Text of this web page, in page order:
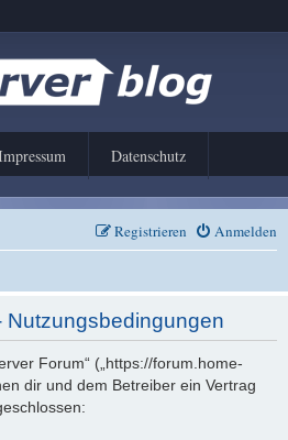
Datenschutz
Anmelden
Registrieren
Nutzungsbedingungen
Forum“ („https://forum.home-
dir und dem Betreiber ein Vertrag